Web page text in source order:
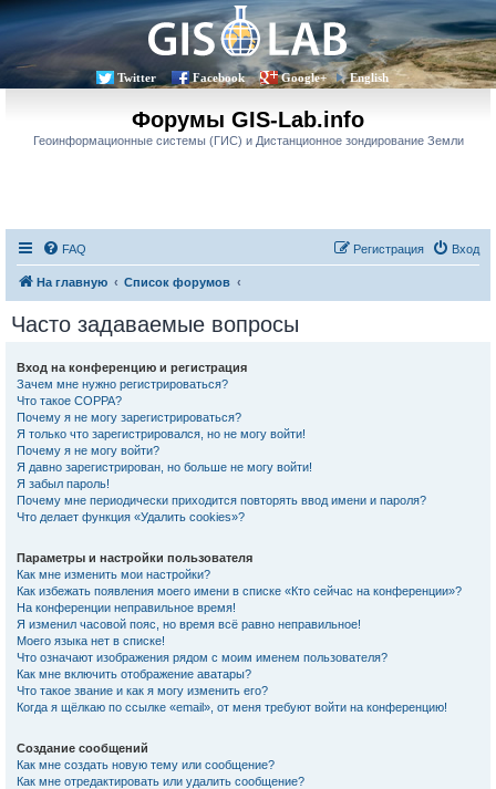
Twitter Facebook Google+ English
Форумы GIS-Lab.info
Геоинформационные системы (ГИС) и Дистанционное зондирование Земли
FAQ Вход
Регистрация
На главную Список форумов
Часто задаваемые вопросы
Вход на конференцию и регистрация
Зачем мне нужно регистрироваться?
Что такое COPPA?
Почему я не могу зарегистрироваться?
Я только что зарегистрировался, но не могу войти!
Почему я не могу войти?
Я давно зарегистрирован, но больше не могу войти!
Я забыл пароль!
Почему мне периодически приходится повторять ввод имени и пароля?
Что делает функция «Удалить cookies»?
Параметры и настройки пользователя
Как мне изменить мои настройки?
Как избежать появления моего имени в списке «Кто сейчас на конференции»?
На конференции неправильное время!
Я изменил часовой пояс, но время всё равно неправильное!
Моего языка нет в списке!
Что означают изображения рядом с моим именем пользователя?
Как мне включить отображение аватары?
Что такое звание и как я могу изменить его?
Когда я щёлкаю по ссылке «email», от меня требуют войти на конференцию!
Создание сообщений
Как мне создать новую тему или сообщение?
Как мне отредактировать или удалить сообщение?